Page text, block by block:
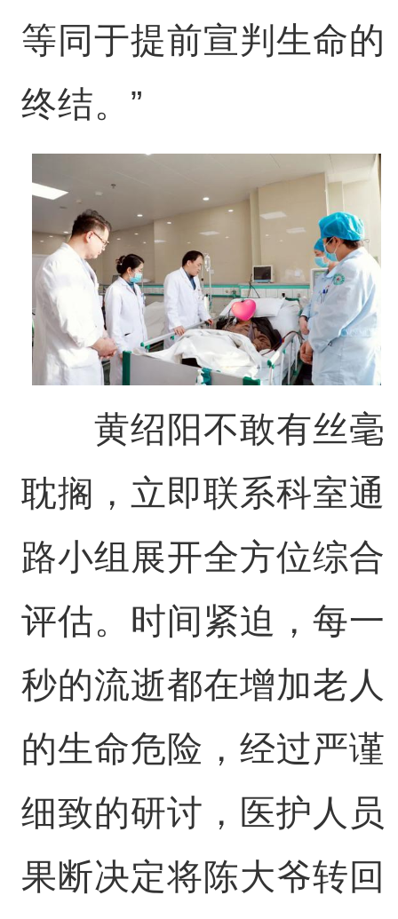
等同于提前宣判生命的
终结。”
黄绍阳不敢有丝毫
耽搁，立即联系科室通
路小组展开全方位综合
评估。时间紧迫，每一
秒的流逝都在增加老人
的生命危险，经过严谨
细致的研讨，医护人员
果断决定将陈大爷转回